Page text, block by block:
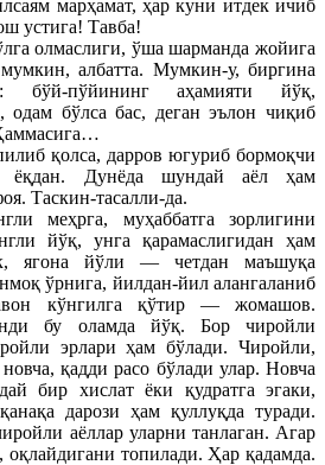
марҳамат, ҳар куни итдек ичиб
устига! Тавба!
олмаслиги, ўша шарманда жойига
албатта. Мумкин-у, биргина
бўй-пўйининг аҳамияти йўқ,
одам бўлса бас, деган эълон чиқиб
қолса, дарров югуриб бормоқчи
ёқдан. Дунёда шундай аёл ҳам
Таскин-тасалли-да.
меҳрга, муҳаббатга зорлигини
йўқ, унга қарамаслигидан ҳам
ягона йўли — четдан маъшуқа
ўрнига, йилдан-йил алангаланиб
кўнгилга қўтир — жомашов.
бу оламда йўқ. Бор чиройли
эрлари ҳам бўлади. Чиройли,
қадди расо бўлади улар. Новча
бир хислат ёки қудратга эгаки,
дарози ҳам қуллуқда туради.
аёллар уларни танлаган. Агар
топилади. Ҳар қадамда.